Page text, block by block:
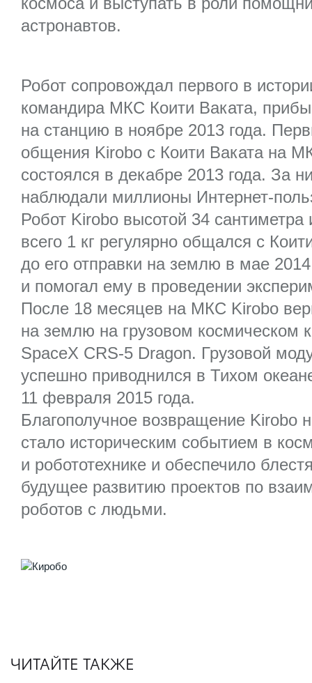
астронавтов.
Робот сопровождал первого в
командира МКС Коити Ваката,
на станцию в ноябре 2013 года.
общения Kirobo с Коити Ваката на
состоялся в декабре 2013 года. За
наблюдали миллионы Интернет-
Робот Kirobo высотой 34 сантиметра
всего 1 кг регулярно общался с
до его отправки на землю в мае 2014
и помогал ему в проведении
После 18 месяцев на МКС Kirobo
на землю на грузовом космическом
SpaceX CRS-5 Dragon. Грузовой
успешно приводнился в Тихом
11 февраля 2015 года.
Благополучное возвращение Kirobo
стало историческим событием в
и робототехнике и обеспечило
будущее развитию проектов по
роботов с людьми.
ЧИТАЙТЕ ТАКЖЕ